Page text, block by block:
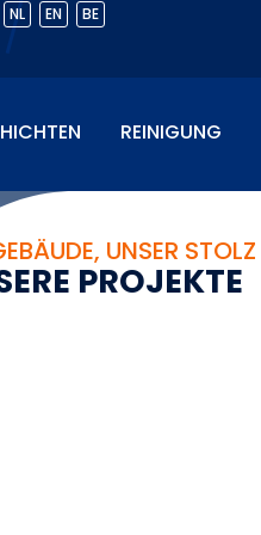
NL EN BE
REINIGUNG
UNSER STOLZ
ERE PROJEKTE